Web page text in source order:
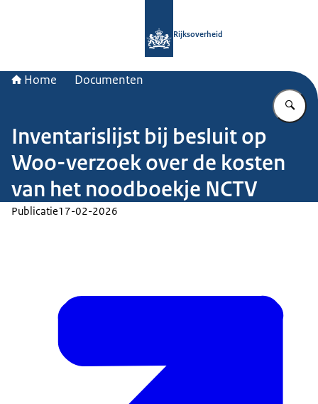
Rijksoverheid
Home Documenten
Inventarislijst bij besluit op
Woo-verzoek over de kosten
van het noodboekje NCTV
Publicatie17-02-2026